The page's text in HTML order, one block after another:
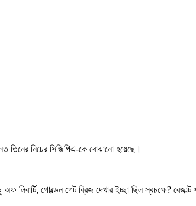
তিনের নিচের সিজিপিএ-কে বোঝানো হয়েছে।
লিবার্টি, গোল্ডেন গেট ব্রিজ দেখার ইচ্ছা ছিল স্বচক্ষে?